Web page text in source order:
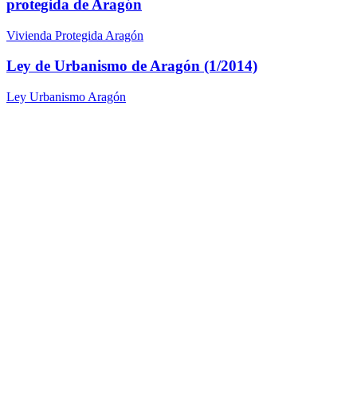
protegida de Aragón
Vivienda Protegida Aragón
Ley de Urbanismo de Aragón (1/2014)
Ley Urbanismo Aragón